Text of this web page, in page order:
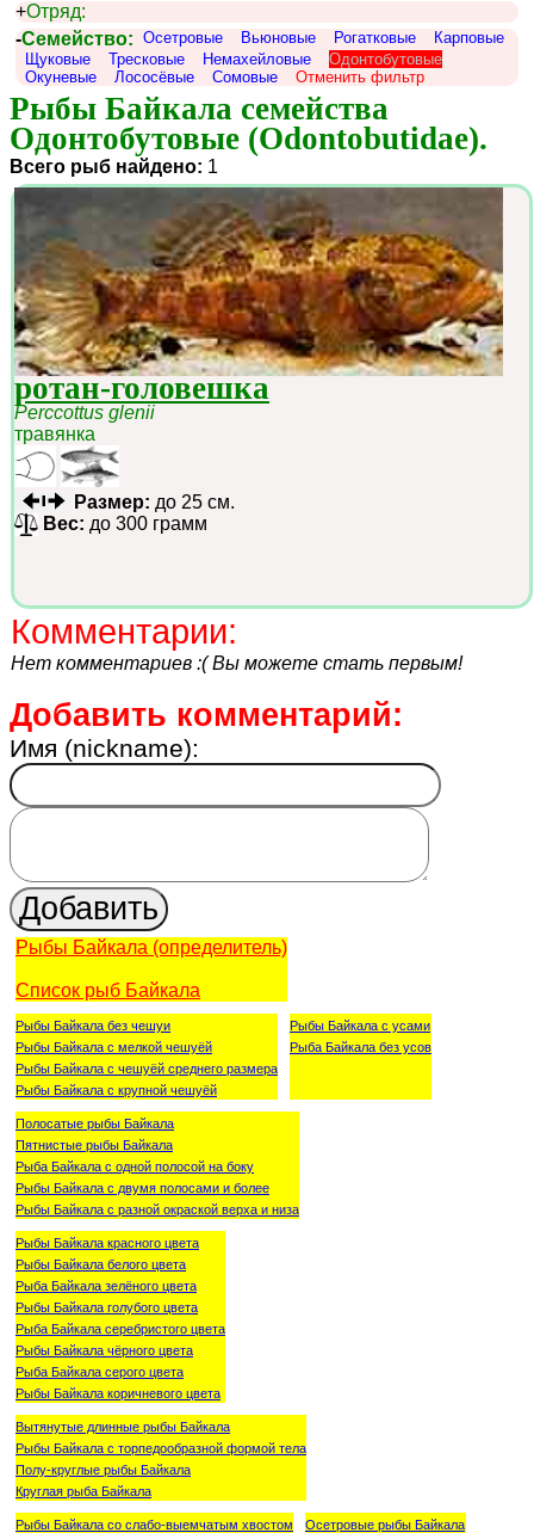
+Отряд:
-Семейство: Осетровые Вьюновые Рогатковые
Карповые
Щуковые
Тресковые Немахейловые
Одонтобутовые
Окуневые
Лососёвые Сомовые Отменить фильтр
Рыбы Байкала семейства
Одонтобутовые (Odontobutidae).
Всего рыб найдено: 1
ротан-головешка
Perccottus glenii
травянка
Размер: до 25 см.
Вес: до 300 грамм
Комментарии:
Нет комментариев :( Вы можете стать первым!
Добавить комментарий:
Имя (nickname):
Рыбы Байкала (определитель)
Список рыб Байкала
Рыбы Байкала без чешуи
Рыбы Байкала с мелкой чешуёй
Рыбы Байкала с чешуёй среднего размера
Рыбы Байкала с крупной чешуёй
Рыбы Байкала с усами
Рыба Байкала без усов
Полосатые рыбы Байкала
Пятнистые рыбы Байкала
Рыба Байкала с одной полосой на боку
Рыбы Байкала с двумя полосами и более
Рыбы Байкала с разной окраской верха и низа
Рыбы Байкала красного цвета
Рыбы Байкала белого цвета
Рыба Байкала зелёного цвета
Рыбы Байкала голубого цвета
Рыба Байкала серебристого цвета
Рыбы Байкала чёрного цвета
Рыба Байкала серого цвета
Рыбы Байкала коричневого цвета
Вытянутые длинные рыбы Байкала
Рыбы Байкала с торпедообразной формой тела
Полу-круглые рыбы Байкала
Круглая рыба Байкала
Рыбы Байкала со слабо-выемчатым хвостом
Осетровые рыбы Байкала